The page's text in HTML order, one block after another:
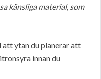
känsliga material, som
att ytan du planerar att
innan du